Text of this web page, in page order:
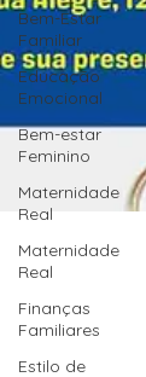
Bem-Estar
Familiar
Educação
Emocional
Bem-estar
Feminino
Maternidade
Real
Maternidade
Real
Finanças
Familiares
Estilo de